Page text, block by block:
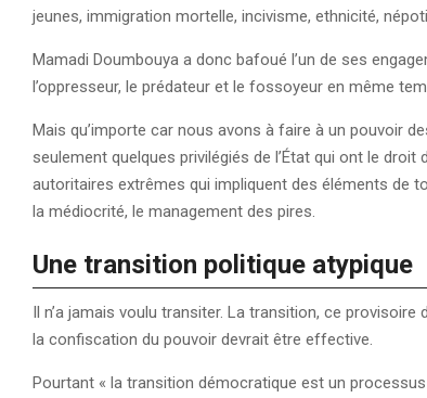
jeunes, immigration mortelle, incivisme, ethnicité,
Mamadi Doumbouya a donc bafoué l’un de ses
l’oppresseur, le prédateur et le fossoyeur en même
Mais qu’importe car nous avons à faire à un pouvoir
seulement quelques privilégiés de l’État qui ont le
autoritaires extrêmes qui impliquent des éléments de
la médiocrité, le management des pires.
Une transition politique atypique
Il n’a jamais voulu transiter. La transition, ce provisoire
la confiscation du pouvoir devrait être effective.
Pourtant « la transition démocratique est un